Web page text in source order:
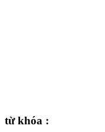
từ khóa :